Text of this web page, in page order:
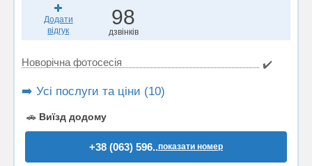
Додати
відгук
98
дзвінків
Новорічна фотосесія ✔️
➡️ Усі послуги та ціни (10)
🚗 Виїзд додому
+38 (063) 596..показати номер